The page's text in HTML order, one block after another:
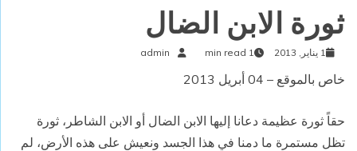
ثورة الابن الضال
1 يناير, 2013 1 min read
admin
خاص بالموقع – 04 أبريل 2013
حقاً ثورة عظيمة دعانا إليها الابن الضال أو الابن الشاطر، ثورة
تظل مستمرة ما دمنا في هذا الجسد ونعيش على هذه الأرض، لم